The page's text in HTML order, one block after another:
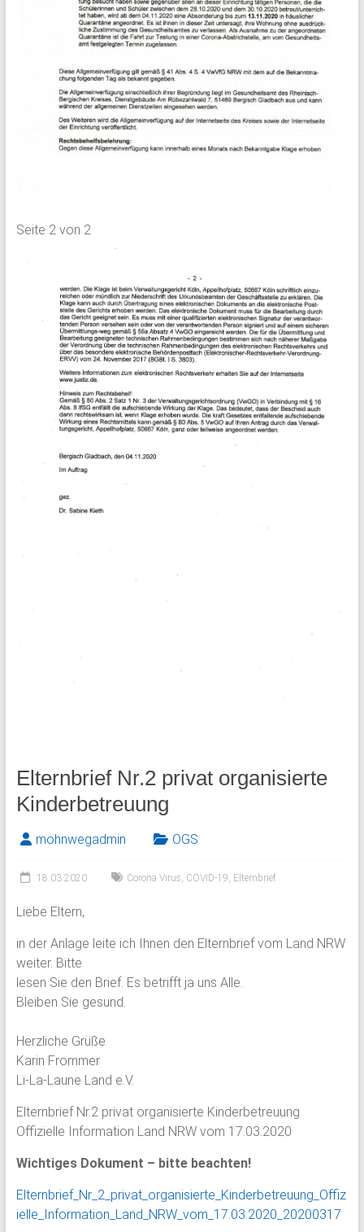
Seite 2 von 2
Elternbrief Nr.2 privat organisierte
Kinderbetreuung
mohnwegadmin OGS
18.03.2020 Corona Virus, COVID-19, Elternbrief
Liebe Eltern,
in der Anlage leite ich Ihnen den Elternbrief vom Land NRW
weiter. Bitte
lesen Sie den Brief. Es betrifft ja uns Alle.
Bleiben Sie gesund.
Herzliche Grüße
Karin Frommer
Li-La-Laune Land e.V.
Elternbrief Nr.2 privat organisierte Kinderbetreuung
Offizielle Information Land NRW vom 17.03.2020
Wichtiges Dokument – bitte beachten!
Elternbrief_Nr_2_privat_organisierte_Kinderbetreuung_Offiz
ielle_Information_Land_NRW_vom_17.03.2020_20200317